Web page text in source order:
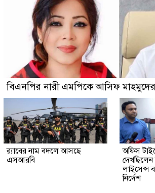
বিএনপির নারী এমপিকে আসিফ
র‍্যাবের নাম বদলে আসছে
এসআরবি
অফিস
লাইসেন্স
নির্দেশ